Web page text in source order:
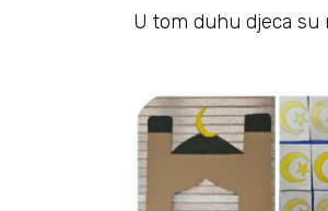
U tom duhu djeca su